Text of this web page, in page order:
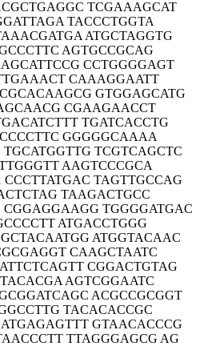
TCGAAAGCAT
TACCCTGGTA
ATGCTAGGTG
AGTGCCGCAG
CCTGGGGAGT
CAAAGGAATT
GTGGAGCATG
CGAAGAACCT
TGATCACCTG
GGGGGCAAAA
TCGTCAGCTC
AAGTCCCGCA
CCCTTATGAC TAGTTGCCAG
TAAGACTGCC
TGGGGATGAC
ATGACCTGGG
ATGGTACAAC
CAAGCTAATC
CGGACTGTAG
AGTCGGAATC
ACGCCGCGGT
TACACACCGC
GTAACACCCG
TTAGGGAGCG AG